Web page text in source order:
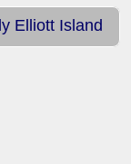
Elliott Island